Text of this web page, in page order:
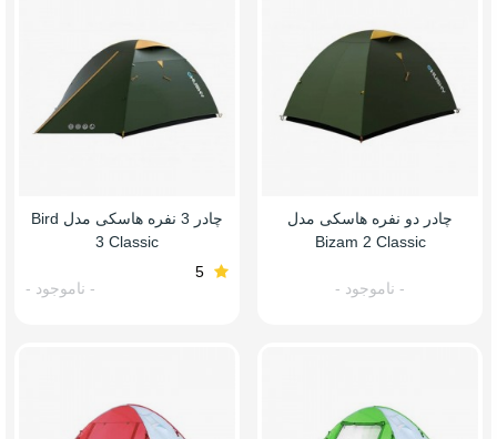
چادر دو نفره هاسکی مدل
Bizam 2 Classic
- ناموجود -
چادر 3 نفره هاسکی مدل Bird
3 Classic
5
- ناموجود -